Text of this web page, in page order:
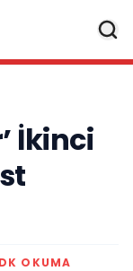
İkinci
OKUMA